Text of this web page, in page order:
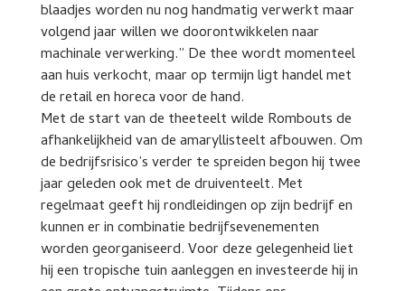
blaadjes worden nu nog handmatig verwerkt maar
volgend jaar willen we doorontwikkelen naar
machinale verwerking.” De thee wordt momenteel
aan huis verkocht, maar op termijn ligt handel met
de retail en horeca voor de hand.
Met de start van de theeteelt wilde Rombouts de
afhankelijkheid van de amaryllisteelt afbouwen. Om
de bedrijfsrisico’s verder te spreiden begon hij twee
jaar geleden ook met de druiventeelt. Met
regelmaat geeft hij rondleidingen op zijn bedrijf en
kunnen er in combinatie bedrijfsevenementen
worden georganiseerd. Voor deze gelegenheid liet
hij een tropische tuin aanleggen en investeerde hij in